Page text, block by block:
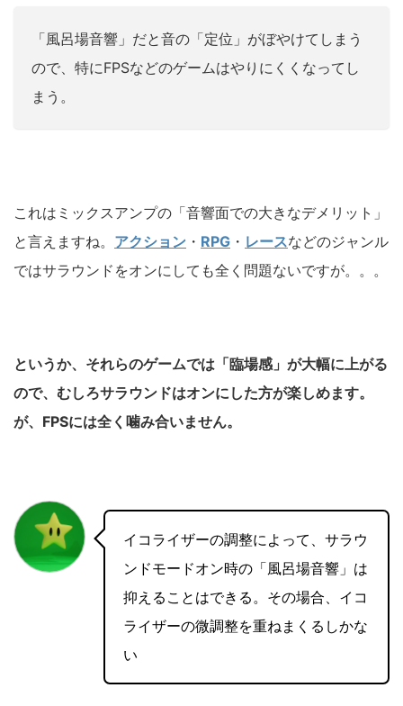
「風呂場音響」だと音の「定位」がぼやけてしまう
ので、特にFPSなどのゲームはやりにくくなってし
まう。
これはミックスアンプの「音響面での大きなデメリット」
と言えますね。 アクション ・ RPG ・ レースなどのジャンル
ではサラウンドをオンにしても全く問題ないですが。。。
というか、それらのゲームでは「臨場感」が大幅に上がる
ので、むしろサラウンドはオンにした方が楽しめます。
が、FPSには全く噛み合いません。
イコライザーの調整によって、サラウ
ンドモードオン時の「風呂場音響」は
抑えることはできる。その場合、イコ
ライザーの微調整を重ねまくるしかな
い